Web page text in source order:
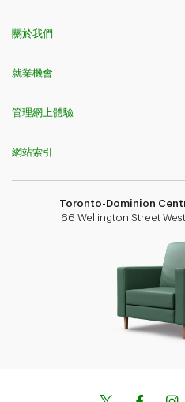
關於我們
就業機會
管理網上體驗
網站索引
Toronto-Dominion
66 Wellington Street